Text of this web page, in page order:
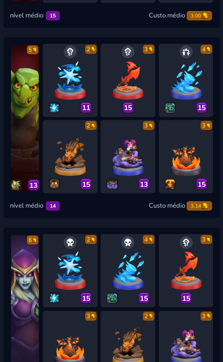
nível médio 15 Custo médio 3.00
5
13
2
11
3
15
4
15
2
15
3
13
3
15
nível médio 14 Custo médio 3.14
6 2
15
4
15
3
15
3 2 3